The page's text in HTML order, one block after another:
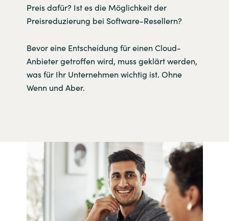
Preis dafür? Ist es die Möglichkeit der
Preisreduzierung bei Software-Resellern?
Bevor eine Entscheidung für einen Cloud-
Anbieter getroffen wird, muss geklärt werden,
was für Ihr Unternehmen wichtig ist. Ohne
Wenn und Aber.